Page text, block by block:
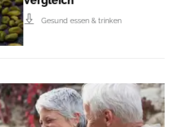
Gesund essen & trinken